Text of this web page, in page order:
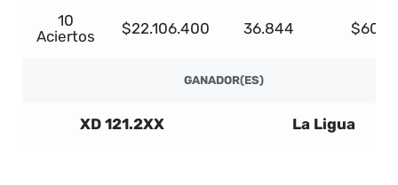
10
Aciertos
$22.106.400 36.844 $600
GANADOR(ES)
XD 121.2XX La Ligua